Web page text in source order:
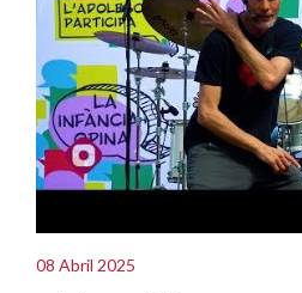
08 Abril 2025